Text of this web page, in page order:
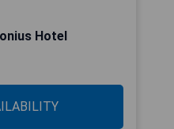
Hotel